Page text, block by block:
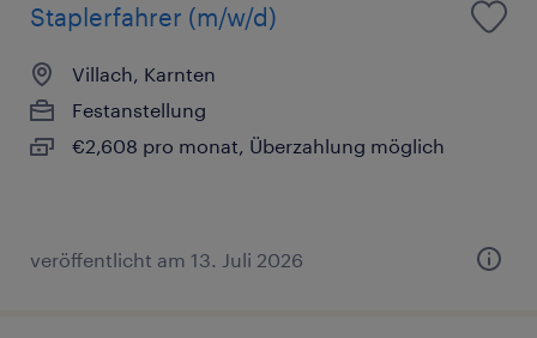
Staplerfahrer (m/w/d)
Villach, Karnten
Festanstellung
€2,608 pro monat, Überzahlung möglich
veröffentlicht am 13. Juli 2026